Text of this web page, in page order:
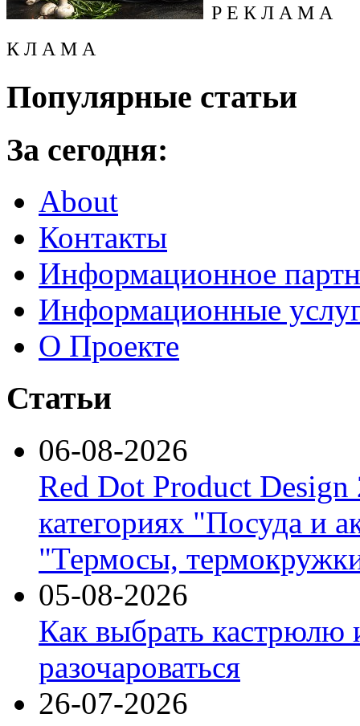
Р Е К Л А М А
К Л А М А
Популярные статьи
За сегодня:
About
Контакты
Информационное
Информационные
О Проекте
Статьи
06-08-2026
Red Dot Product Design
категориях "Посуда и
"Термосы,
05-08-2026
Как выбрать кастрюлю
разочароваться
26-07-2026